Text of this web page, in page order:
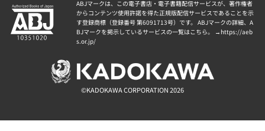
ABJマークは、この電子書店・電子書籍配信サービスが、著作権者
からコンテンツ使用許諾を得た正規版配信サービスであることを示
す登録商標（登録番号 第6091713号）です。 ABJマークの詳細、A
BJマークを掲示しているサービスの一覧はこちら。 → https://aeb
s.or.jp/
©KADOKAWA CORPORATION 2026